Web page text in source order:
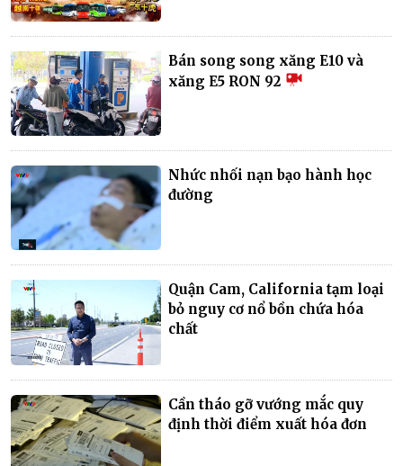
Bán song song xăng E10 và
xăng E5 RON 92
Nhức nhối nạn bạo hành học
đường
Quận Cam, California tạm loại
bỏ nguy cơ nổ bồn chứa hóa
chất
Cần tháo gỡ vướng mắc quy
định thời điểm xuất hóa đơn